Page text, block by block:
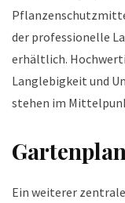
der professionelle
erhältlich.
Langlebigkeit und
stehen im
Ein weiterer